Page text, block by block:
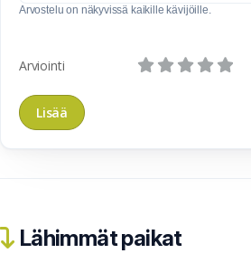
Arvostelu on näkyvissä kaikille kävijöille.
Arviointi
Lähimmät paikat